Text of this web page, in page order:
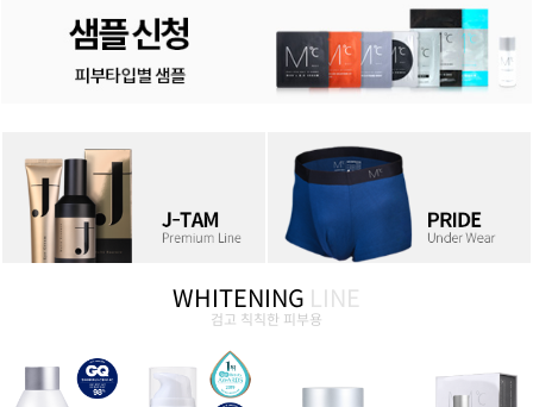
WHITENING LINE
검고 칙칙한 피부용